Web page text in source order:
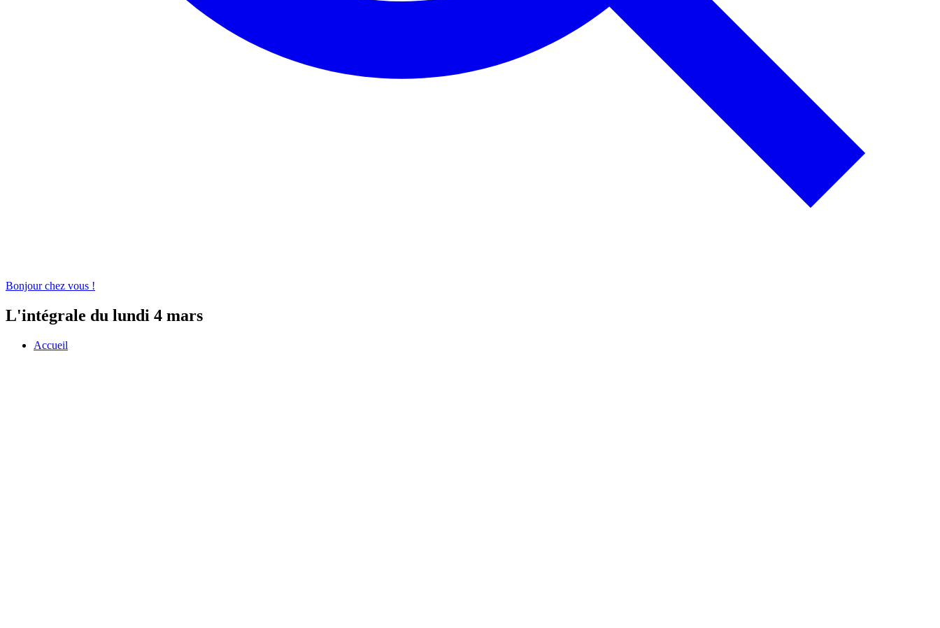
Bonjour chez vous !
L'intégrale du lundi 4 mars
Accueil